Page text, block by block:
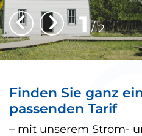
1 2
Finden Sie ganz
passenden Tarif
– mit unserem Strom-